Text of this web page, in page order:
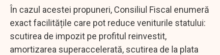
În cazul acestei propuneri, Consiliul Fiscal enumeră
exact facilitățile care pot reduce veniturile statului:
scutirea de impozit pe profitul reinvestit,
amortizarea superaccelerată, scutirea de la plata